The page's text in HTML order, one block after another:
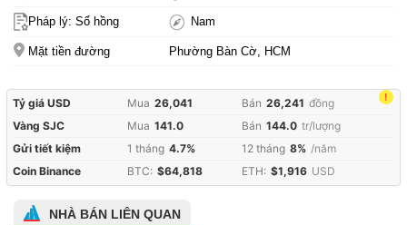
Pháp lý: Sổ hồng Nam
Mặt tiền đường Phường Bàn Cờ, HCM
!
Tỷ giá USD Mua 26,041 Bán 26,241 đồng
Vàng SJC
Mua 141.0 Bán 144.0 tr/lượng
Gửi tiết kiệm
1 tháng 4.7% 12 tháng 8% /năm
Coin Binance
BTC: $64,818 ETH: $1,916 USD
NHÀ BÁN LIÊN QUAN